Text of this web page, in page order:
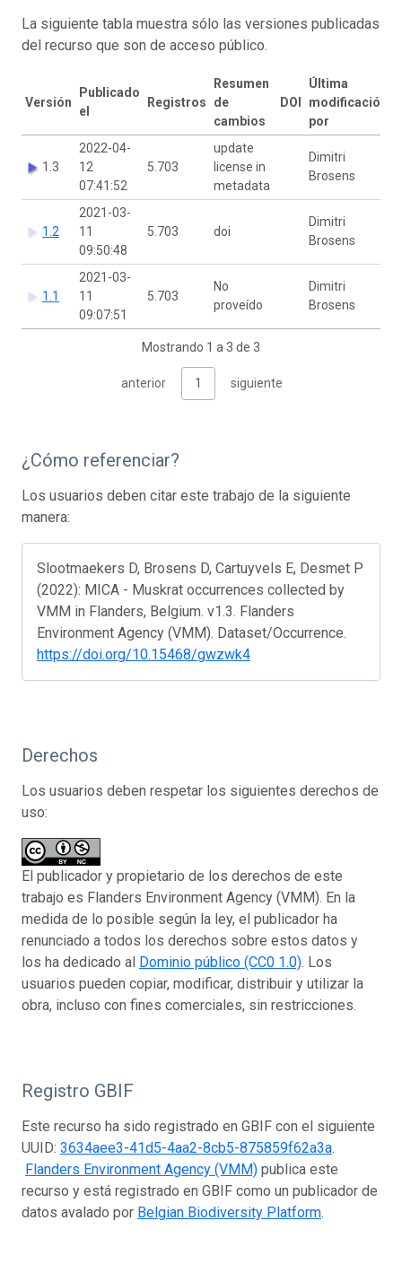
La siguiente tabla muestra sólo las versiones publicadas
del recurso que son de acceso público.
Versión
Publicado
el
Registros
Resumen
de
cambios
DOI
Última
modificación
por
1.3
2022-04-
12
07:41:52
5.703
update
license in
metadata
Dimitri
Brosens
1.2
2021-03-
11
09:50:48
5.703 doi
Dimitri
Brosens
1.1
2021-03-
11
09:07:51
5.703
No
proveído
Dimitri
Brosens
Mostrando 1 a 3 de 3
anterior 1 siguiente
¿Cómo referenciar?
Los usuarios deben citar este trabajo de la siguiente
manera:
Slootmaekers D, Brosens D, Cartuyvels E, Desmet P
(2022): MICA - Muskrat occurrences collected by
VMM in Flanders, Belgium. v1.3. Flanders
Environment Agency (VMM). Dataset/Occurrence.
https://doi.org/10.15468/gwzwk4
Derechos
Los usuarios deben respetar los siguientes derechos de
uso:
El publicador y propietario de los derechos de este
trabajo es Flanders Environment Agency (VMM). En la
medida de lo posible según la ley, el publicador ha
renunciado a todos los derechos sobre estos datos y
los ha dedicado al Dominio público (CC0 1.0). Los
usuarios pueden copiar, modificar, distribuir y utilizar la
obra, incluso con fines comerciales, sin restricciones.
Registro GBIF
Este recurso ha sido registrado en GBIF con el siguiente
UUID: 3634aee3-41d5-4aa2-8cb5-875859f62a3a.
Flanders Environment Agency (VMM) publica este
recurso y está registrado en GBIF como un publicador de
datos avalado por Belgian Biodiversity Platform.